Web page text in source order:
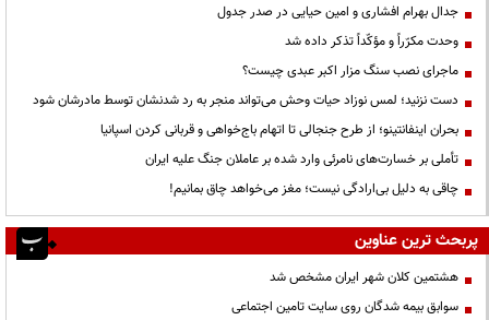
جدال بهرام افشاری و امین حیایی در صدر جدول
وحدت مکرّراً و مؤکّداً تذکر داده شد
ماجرای نصب سنگ مزار اکبر عبدی چیست؟
دست نزنید؛ لمس نوزاد حیات وحش می‌تواند منجر به رد شدنشان توسط مادرشان شود
بحران اینفانتینو؛ از طرح جنجالی تا اتهام باج‌خواهی و قربانی کردن اسپانیا
تأملی بر خسارت‌های نامرئی وارد شده بر عاملان جنگ علیه ایران
چاقی به دلیل بی‌ارادگی نیست؛ مغز می‌خواهد چاق بمانیم!
پربحث ترین عناوین
هشتمین کلان شهر ایران مشخص شد
سوابق بیمه شدگان روی سایت تامین اجتماعی